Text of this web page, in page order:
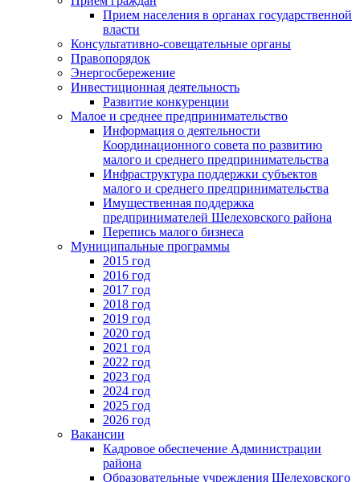
Прием населения в органах государственной
власти
Консультативно-совещательные органы
Правопорядок
Энергосбережение
Инвестиционная деятельность
Развитие конкуренции
Малое и среднее предпринимательство
Информация о деятельности
Координационного совета по развитию
малого и среднего предпринимательства
Инфраструктура поддержки субъектов
малого и среднего предпринимательства
Имущественная поддержка
предпринимателей Шелеховского района
Перепись малого бизнеса
Муниципальные программы
2015 год
2016 год
2017 год
2018 год
2019 год
2020 год
2021 год
2022 год
2023 год
2024 год
2025 год
2026 год
Вакансии
Кадровое обеспечение Администрации
района
Образовательные учреждения Шелеховского